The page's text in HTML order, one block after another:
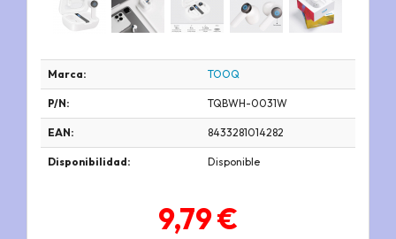
Marca: TOOQ
P/N: TQBWH-0031W
EAN: 8433281014282
Disponibilidad: Disponible
9,79 €